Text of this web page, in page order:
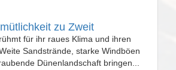
zu Zweit
für ihr raues Klima und ihren
Sandstrände, starke Windböen
Dünenlandschaft bringen...